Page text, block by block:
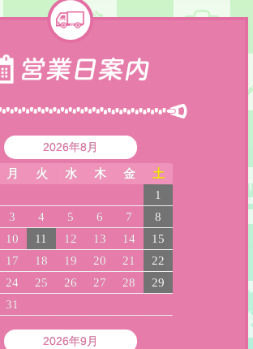
2026年8月
月 火 水 木 金 土
1
3 4 5 6 7
8
10 11 12 13 14
15
17 18 19 20 21
22
24 25 26 27 28
29
31
2026年9月